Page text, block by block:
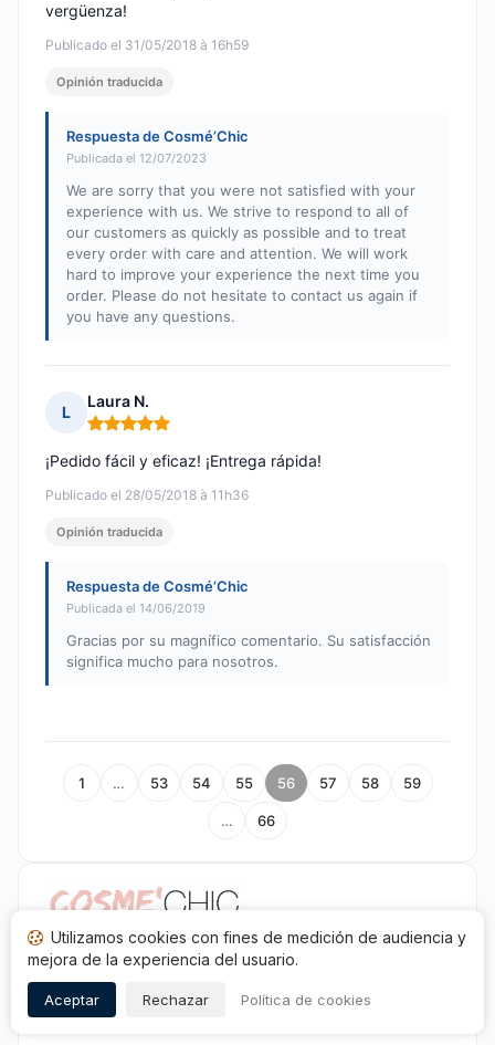
Publicado el 31/05/2018 à 16h59
vergüenza!
Opinión traducida
Respuesta de Cosmé’Chic
Publicada el 12/07/2023
We are sorry that you were not satisfied with your
experience with us. We strive to respond to all of
our customers as quickly as possible and to treat
every order with care and attention. We will work
hard to improve your experience the next time you
order. Please do not hesitate to contact us again if
you have any questions.
L
Laura N.
Nota: 5 de 5
Publicado el 28/05/2018 à 11h36
¡Pedido fácil y eficaz! ¡Entrega rápida!
Opinión traducida
Respuesta de Cosmé’Chic
Publicada el 14/06/2019
Gracias por su magnífico comentario. Su satisfacción
significa mucho para nosotros.
1 … 53 54 55 56 57 58 59
… 66
Cosmé'Chic
150 Quater, route du chapeau rouge
59229 Teteghem
Utilizamos cookies con fines de medición de audiencia y
mejora de la experiencia del usuario.
Aceptar Rechazar Política de cookies